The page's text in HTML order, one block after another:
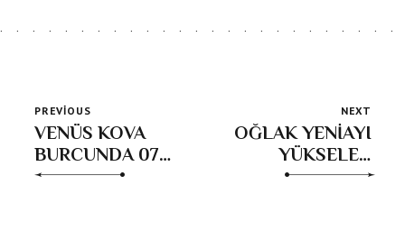
PREVIOUS
VENÜS KOVA
BURCUNDA 07
Aralık 2024-03
NEXT
OĞLAK YENİAYI
YÜKSELEN
BURÇ